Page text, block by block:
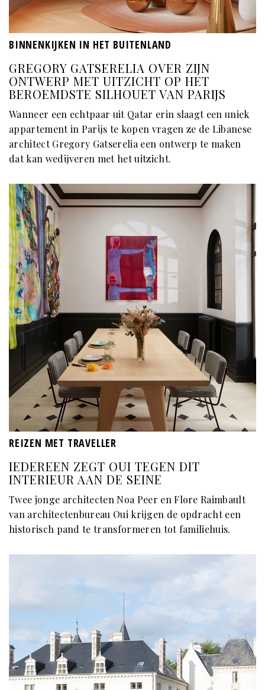
BINNENKIJKEN IN HET BUITENLAND
GREGORY GATSERELIA OVER ZIJN
ONTWERP MET UITZICHT OP HET
BEROEMDSTE SILHOUET VAN PARIJS
Wanneer een echtpaar uit Qatar erin slaagt een uniek
appartement in Parijs te kopen vragen ze de Libanese
architect Gregory Gatserelia een ontwerp te maken
dat kan wedijveren met het uitzicht.
REIZEN MET TRAVELLER
IEDEREEN ZEGT OUI TEGEN DIT
INTERIEUR AAN DE SEINE
Twee jonge architecten Noa Peer en Flore Raimbault
van architectenbureau Oui krijgen de opdracht een
historisch pand te transformeren tot familiehuis.